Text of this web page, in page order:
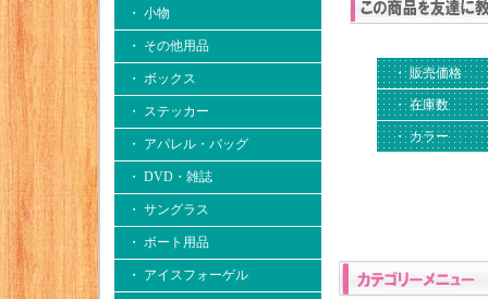
・ 小物
・ その他用品
・ ボックス
・ ステッカー
・ アパレル・バッグ
・ DVD・雑誌
・ サングラス
・ ボート用品
・ アイスフォーゲル
・ 販売価格
・ 在庫数
・ カラー